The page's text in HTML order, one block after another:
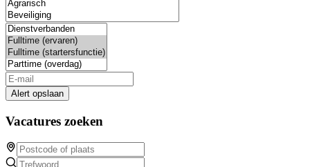
Alert opslaan
Vacatures zoeken